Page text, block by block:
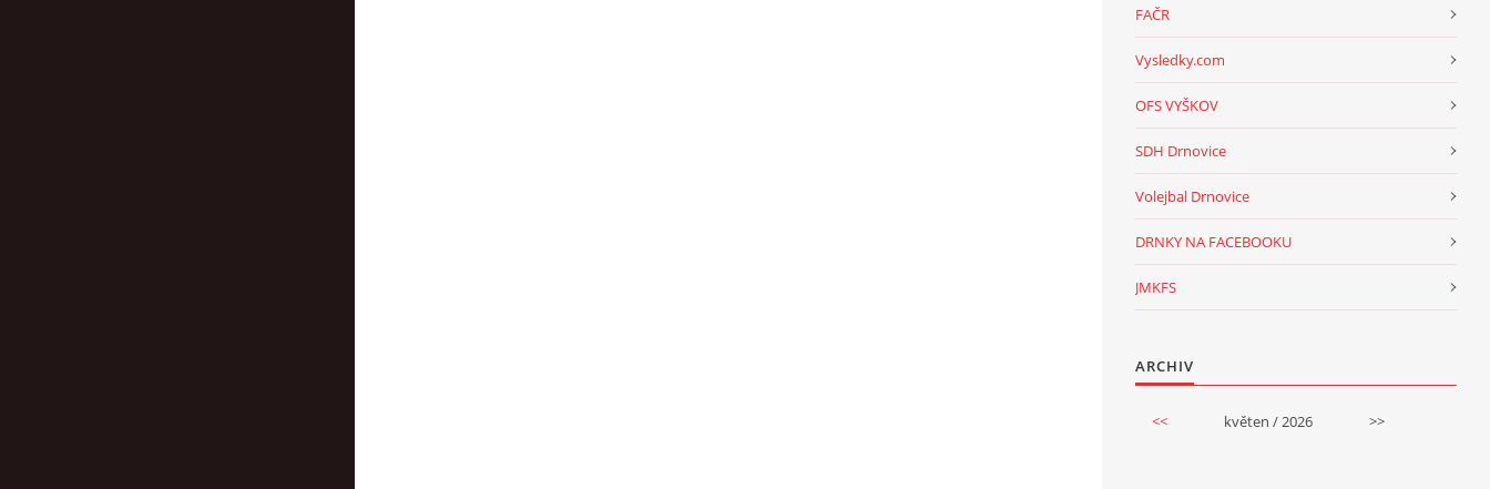
FAČR
Vysledky.com
OFS VYŠKOV
SDH Drnovice
Volejbal Drnovice
DRNKY NA FACEBOOKU
JMKFS
ARCHIV
<< květen / 2026 >>